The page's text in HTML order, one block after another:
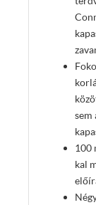
sem
100
kal